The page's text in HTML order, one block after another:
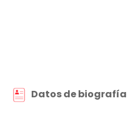
Datos de biografía